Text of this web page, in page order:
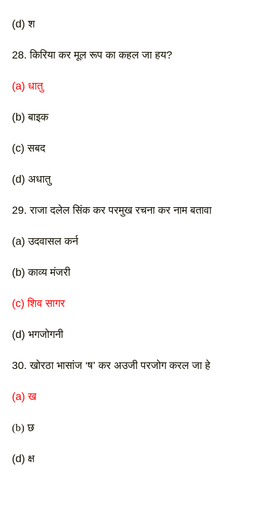
(d) श
28. किरिया कर मूल रूप का कहल जा हय?
(a) धातु
(b) बाइक
(c) सबद
(d) अधातु
29. राजा दलेल सिंक कर परमुख रचना कर नाम बतावा
(a) उदवासल कर्न
(b) काव्य मंजरी
(c) शिव सागर
(d) भगजोगनी
30. खोरठा भासांज ‘ष’ कर अउजी परजोग करल जा हे
(a) ख
(b) छ
(d) क्ष